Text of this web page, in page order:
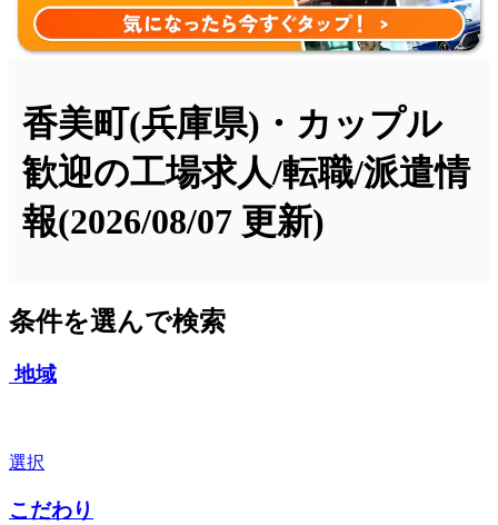
香美町(兵庫県)・カップル
歓迎の工場求人/転職/派遣情
報(2026/08/07 更新)
条件を選んで検索
地域
選択
こだわり